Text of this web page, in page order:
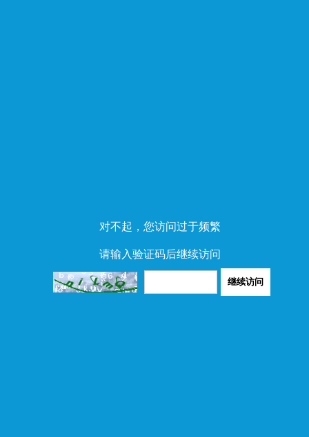
对不起，您访问过于频繁
请输入验证码后继续访问
继续访问